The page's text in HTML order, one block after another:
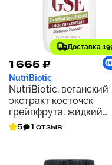
Доставка
1 665 ₽
NutriBiotic
NutriBiotic, веганский
экстракт косточек
грейпфрута, жидкий
концентрат, 100 мг, 59
(2 жидк. унции)
5 1 отзыв